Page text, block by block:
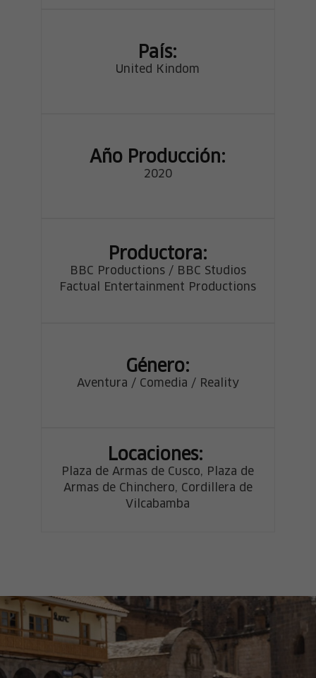
País:
United Kindom
Año Producción:
2020
Productora:
BBC Productions / BBC Studios
Factual Entertainment Productions
Género:
Aventura / Comedia / Reality
Locaciones:
Plaza de Armas de Cusco, Plaza de
Armas de Chinchero, Cordillera de
Vilcabamba